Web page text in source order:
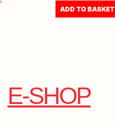
ADD TO BASKET
E-SHOP